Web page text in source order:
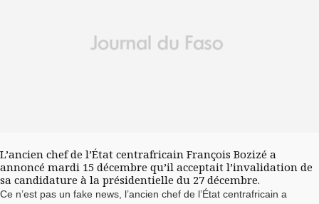
L’ancien chef de l’État centrafricain François Bozizé a
annoncé mardi 15 décembre qu’il acceptait l’invalidation de
sa candidature à la présidentielle du 27 décembre.
Ce n’est pas un fake news, l’ancien chef de l’État centrafricain a